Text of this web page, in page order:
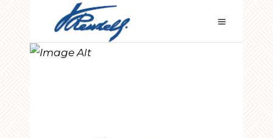
TORRONCINO
-MERINGATO-
SACCHETTO-